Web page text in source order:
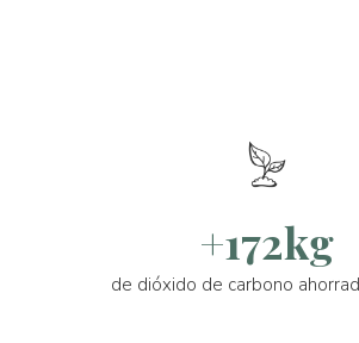
+172kg
de dióxido de carbono